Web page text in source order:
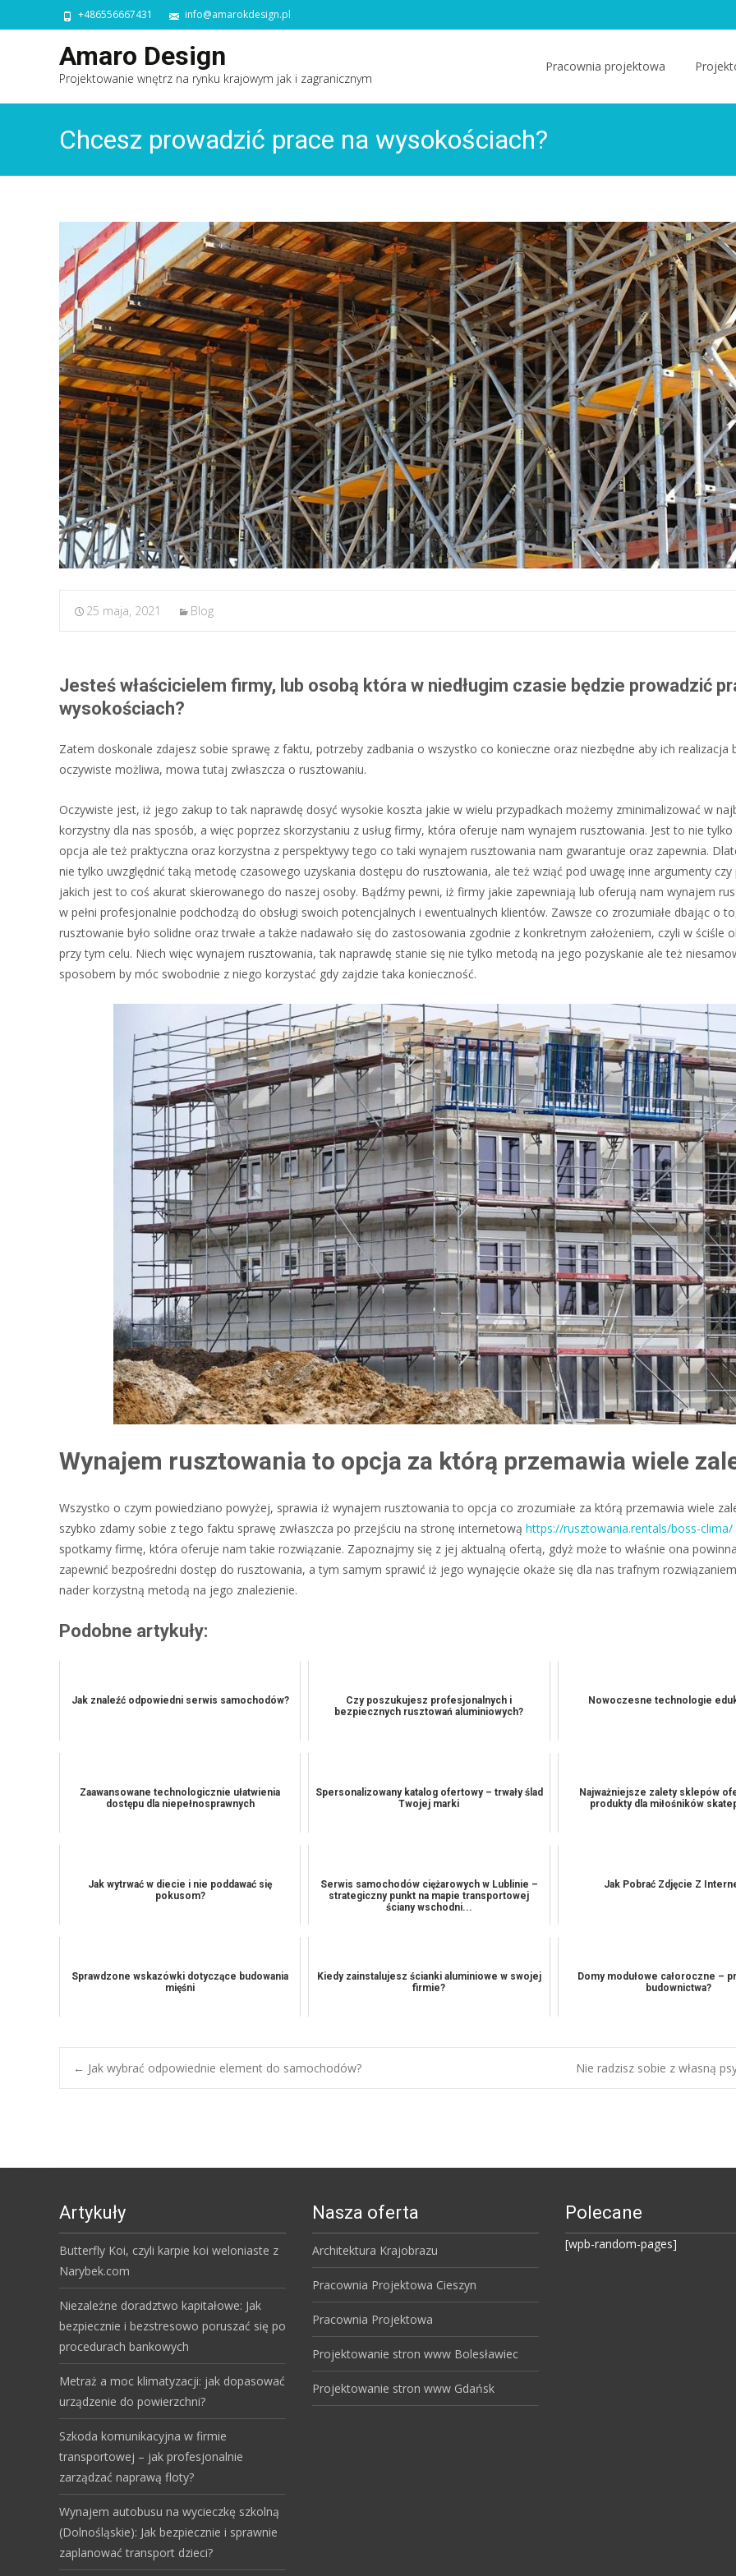
+486556667431 info@amarokdesign.pl
Amaro Design
Projektowanie wnętrz na rynku krajowym jak i zagranicznym
Pracownia projektowa
Chcesz prowadzić prace na wysokościach?
25 maja, 2021 Blog
Jesteś właścicielem firmy, lub osobą która w niedługim czasie będzie prowadzić
wysokościach?
Zatem doskonale zdajesz sobie sprawę z faktu, potrzeby zadbania o wszystko co konieczne oraz niezbędne aby ich realizacja
oczywiste możliwa, mowa tutaj zwłaszcza o rusztowaniu.
Oczywiste jest, iż jego zakup to tak naprawdę dosyć wysokie koszta jakie w wielu przypadkach możemy zminimalizować w
korzystny dla nas sposób, a więc poprzez skorzystaniu z usług firmy, która oferuje nam wynajem rusztowania. Jest to nie tylko
opcja ale też praktyczna oraz korzystna z perspektywy tego co taki wynajem rusztowania nam gwarantuje oraz zapewnia.
nie tylko uwzględnić taką metodę czasowego uzyskania dostępu do rusztowania, ale też wziąć pod uwagę inne argumenty
jakich jest to coś akurat skierowanego do naszej osoby. Bądźmy pewni, iż firmy jakie zapewniają lub oferują nam wynajem
w pełni profesjonalnie podchodzą do obsługi swoich potencjalnych i ewentualnych klientów. Zawsze co zrozumiałe dbając o
rusztowanie było solidne oraz trwałe a także nadawało się do zastosowania zgodnie z konkretnym założeniem, czyli w ściśle
przy tym celu. Niech więc wynajem rusztowania, tak naprawdę stanie się nie tylko metodą na jego pozyskanie ale też
sposobem by móc swobodnie z niego korzystać gdy zajdzie taka konieczność.
Wynajem rusztowania to opcja za którą przemawia wiele
Wszystko o czym powiedziano powyżej, sprawia iż wynajem rusztowania to opcja co zrozumiałe za którą przemawia wiele
szybko zdamy sobie z tego faktu sprawę zwłaszcza po przejściu na stronę internetową https://rusztowania.rentals/boss-clima/
spotkamy firmę, która oferuje nam takie rozwiązanie. Zapoznajmy się z jej aktualną ofertą, gdyż może to właśnie ona
zapewnić bezpośredni dostęp do rusztowania, a tym samym sprawić iż jego wynajęcie okaże się dla nas trafnym
nader korzystną metodą na jego znalezienie.
Podobne artykuły:
Jak znaleźć odpowiedni serwis samochodów?
Czy poszukujesz profesjonalnych i
bezpiecznych rusztowań aluminiowych?
Nowoczesne technologie
Zaawansowane technologicznie ułatwienia
dostępu dla niepełnosprawnych
Spersonalizowany katalog ofertowy – trwały ślad
Twojej marki
Najważniejsze zalety sklepów
produkty dla miłośników
Jak wytrwać w diecie i nie poddawać się
pokusom?
Serwis samochodów ciężarowych w Lublinie –
strategiczny punkt na mapie transportowej
ściany wschodni...
Jak Pobrać Zdjęcie Z
Sprawdzone wskazówki dotyczące budowania
mięśni
Kiedy zainstalujesz ścianki aluminiowe w swojej
firmie?
Domy modułowe całoroczne –
budownictwa?
Post
← Jak wybrać odpowiednie element do samochodów? Nie radzisz sobie z własną
Artykuły
Butterfly Koi, czyli karpie koi weloniaste z
Narybek.com
Niezależne doradztwo kapitałowe: Jak
bezpiecznie i bezstresowo poruszać się po
procedurach bankowych
Metraż a moc klimatyzacji: jak dopasować
urządzenie do powierzchni?
Szkoda komunikacyjna w firmie
transportowej – jak profesjonalnie
zarządzać naprawą floty?
Wynajem autobusu na wycieczkę szkolną
(Dolnośląskie): Jak bezpiecznie i sprawnie
zaplanować transport dzieci?
Nasza oferta
Architektura Krajobrazu
Pracownia Projektowa Cieszyn
Pracownia Projektowa
Projektowanie stron www Bolesławiec
Projektowanie stron www Gdańsk
Polecane
[wpb-random-pages]